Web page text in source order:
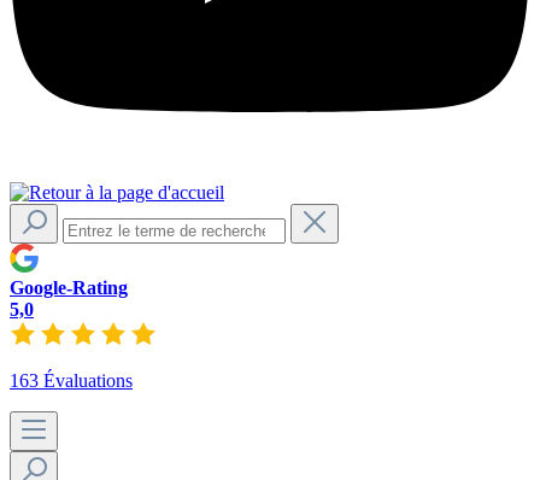
Google-Rating
5,0
163 Évaluations